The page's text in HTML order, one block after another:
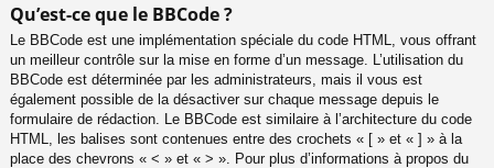
Qu’est-ce que le BBCode ?
Le BBCode est une implémentation spéciale du code HTML, vous offrant
un meilleur contrôle sur la mise en forme d’un message. L’utilisation du
BBCode est déterminée par les administrateurs, mais il vous est
également possible de la désactiver sur chaque message depuis le
formulaire de rédaction. Le BBCode est similaire à l’architecture du code
HTML, les balises sont contenues entre des crochets « [ » et « ] » à la
place des chevrons « < » et « > ». Pour plus d’informations à propos du